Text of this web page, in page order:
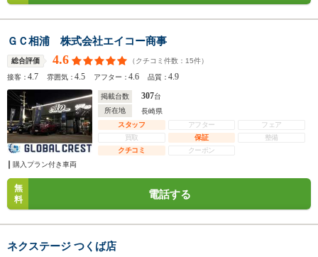
ＧＣ相浦 株式会社エイコー商事
総合評価 4.6 （クチコミ件数： 15件）
接客：4.7 雰囲気：4.5 アフター：4.6 品質：4.9
掲載台数 307台
所在地
長崎県
スタッフ
アフター
フェア
買取
保証
整備
クチコミ
クーポン
購入プラン付き車両
無
料
電話する
ネクステージ つくば店